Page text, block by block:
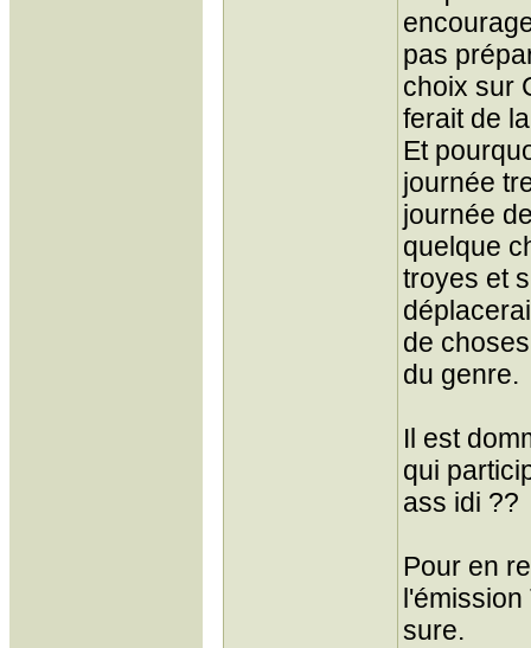
pas
choix sur
ferait de
Et
journée
journée
quelque
troyes et
de
du genre.
Il est
qui
ass idi ??
Pour en
sure.